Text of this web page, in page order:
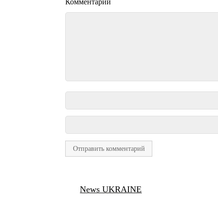
Комментарий
News UKRAINE